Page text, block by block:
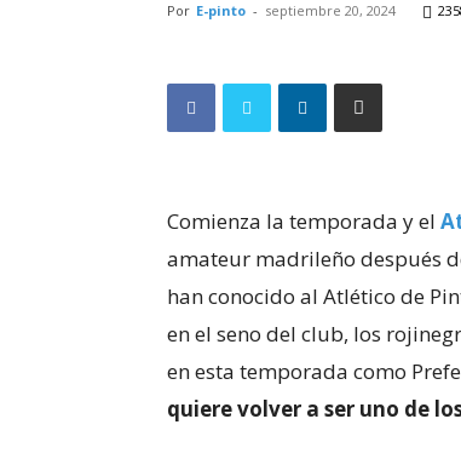
Por E-pinto - septiembre 20, 2024
Comienza la temporada y el
amateur madrileño después
han conocido al Atlético de
en el seno del club, los
en esta temporada como
quiere volver a ser uno de